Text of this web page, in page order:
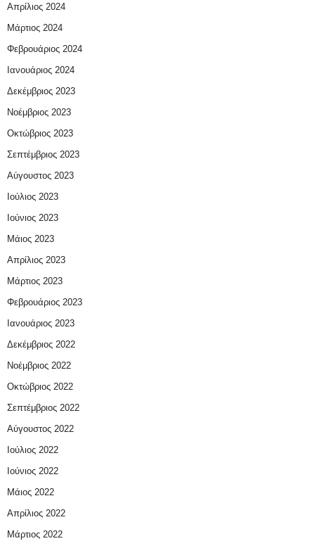
Απρίλιος 2024
Μάρτιος 2024
Φεβρουάριος 2024
Ιανουάριος 2024
Δεκέμβριος 2023
Νοέμβριος 2023
Οκτώβριος 2023
Σεπτέμβριος 2023
Αύγουστος 2023
Ιούλιος 2023
Ιούνιος 2023
Μάιος 2023
Απρίλιος 2023
Μάρτιος 2023
Φεβρουάριος 2023
Ιανουάριος 2023
Δεκέμβριος 2022
Νοέμβριος 2022
Οκτώβριος 2022
Σεπτέμβριος 2022
Αύγουστος 2022
Ιούλιος 2022
Ιούνιος 2022
Μάιος 2022
Απρίλιος 2022
Μάρτιος 2022